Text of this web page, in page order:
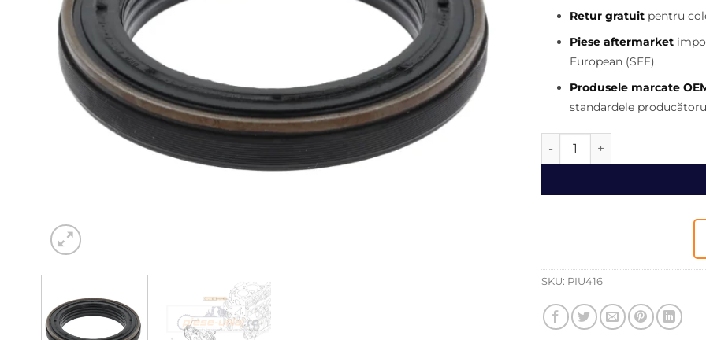
fost:
170,00
Retur gratuit pentru
Piese aftermarket
European (SEE).
Produsele marcate
standardele
Cantitate Simering distributie
SKU: PIU416